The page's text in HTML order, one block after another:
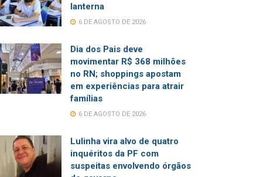
lanterna
6 DE AGOSTO DE 2026
Dia dos Pais deve
movimentar R$ 368 milhões
no RN; shoppings apostam
em experiências para atrair
famílias
6 DE AGOSTO DE 2026
Lulinha vira alvo de quatro
inquéritos da PF com
suspeitas envolvendo órgãos